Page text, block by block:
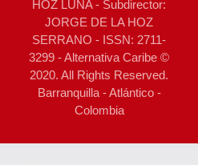
HOZ LUNA - Subdirector:
JORGE DE LA HOZ
SERRANO - ISSN: 2711-
3299 - Alternativa Caribe ©
2020. All Rights Reserved.
Barranquilla - Atlántico -
Colombia